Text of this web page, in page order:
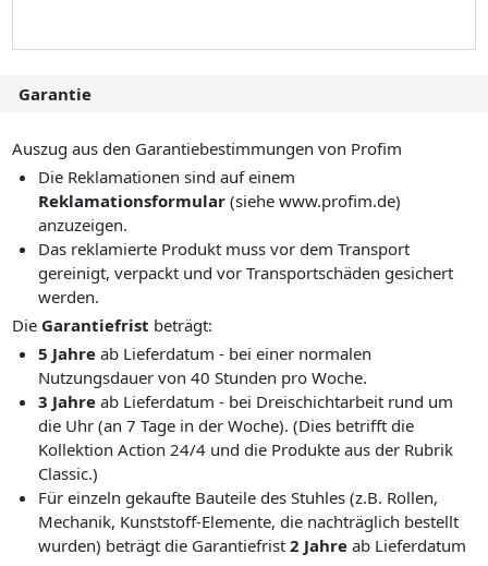
Garantie
Auszug aus den Garantiebestimmungen von Profim
Die Reklamationen sind auf einem
Reklamationsformular (siehe www.profim.de)
anzuzeigen.
Das reklamierte Produkt muss vor dem Transport
gereinigt, verpackt und vor Transportschäden gesichert
werden.
Die Garantiefrist beträgt:
5 Jahre ab Lieferdatum - bei einer normalen
Nutzungsdauer von 40 Stunden pro Woche.
3 Jahre ab Lieferdatum - bei Dreischichtarbeit rund um
die Uhr (an 7 Tage in der Woche). (Dies betrifft die
Kollektion Action 24/4 und die Produkte aus der Rubrik
Classic.)
Für einzeln gekaufte Bauteile des Stuhles (z.B. Rollen,
Mechanik, Kunststoff-Elemente, die nachträglich bestellt
wurden) beträgt die Garantiefrist2 Jahre ab Lieferdatum